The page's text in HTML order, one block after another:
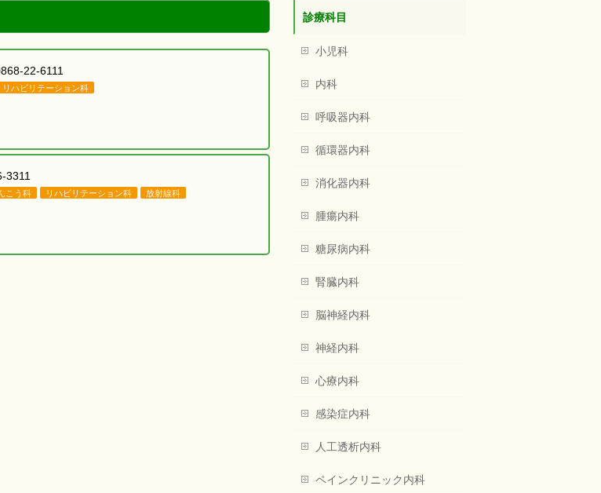
22-6111
リハビリテーション科
3311
こう科 リハビリテーション科 放射線科
診療科目
小児科
内科
呼吸器内科
循環器内科
消化器内科
腫瘍内科
糖尿病内科
腎臓内科
脳神経内科
神経内科
心療内科
感染症内科
人工透析内科
ペインクリニック内科